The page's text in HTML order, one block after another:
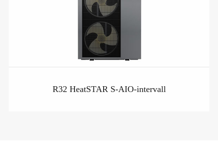
R32 HeatSTAR S-AIO-intervall